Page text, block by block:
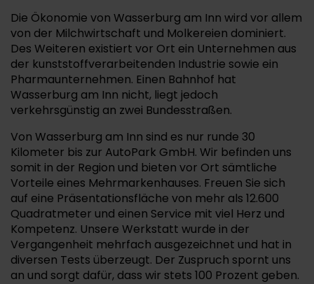
Die Ökonomie von Wasserburg am Inn wird vor allem
von der Milchwirtschaft und Molkereien dominiert.
Des Weiteren existiert vor Ort ein Unternehmen aus
der kunststoffverarbeitenden Industrie sowie ein
Pharmaunternehmen. Einen Bahnhof hat
Wasserburg am Inn nicht, liegt jedoch
verkehrsgünstig an zwei Bundesstraßen.
Von Wasserburg am Inn sind es nur runde 30
Kilometer bis zur AutoPark GmbH. Wir befinden uns
somit in der Region und bieten vor Ort sämtliche
Vorteile eines Mehrmarkenhauses. Freuen Sie sich
auf eine Präsentationsfläche von mehr als 12.600
Quadratmeter und einen Service mit viel Herz und
Kompetenz. Unsere Werkstatt wurde in der
Vergangenheit mehrfach ausgezeichnet und hat in
diversen Tests überzeugt. Der Zuspruch spornt uns
an und sorgt dafür, dass wir stets 100 Prozent geben.